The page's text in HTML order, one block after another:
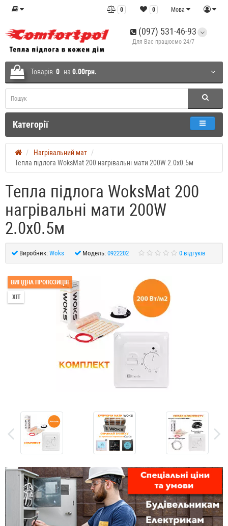
Мова
0
0
(097) 531-46-93
Для Вас працюємо 24/7
Товарів:0 на 0.00грн.
Категорії
Нагрівальний мат
Тепла підлога WoksMat 200 нагрівальні мати 200W 2.0x0.5м
Тепла підлога WoksMat 200
нагрівальні мати 200W
2.0x0.5м
Виробник: Woks Модель: 0922202 0 відгуків
ВИГІДНА ПРОПОЗИЦІЯ
ХІТ